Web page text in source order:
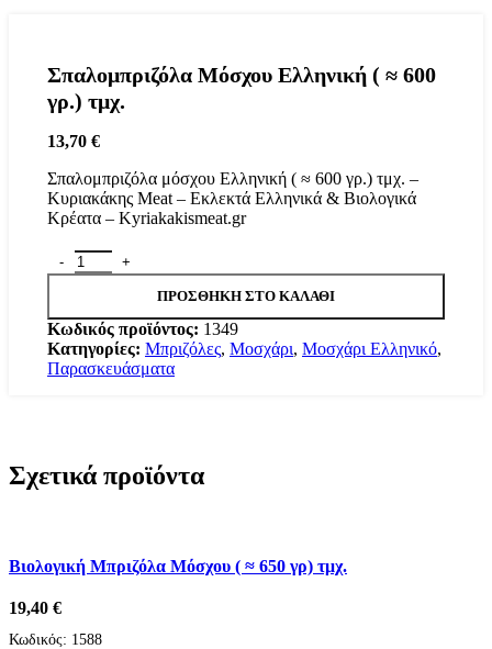
Σπαλομπριζόλα Μόσχου Ελληνική ( ≈ 600
γρ.) τμχ.
13,70 €
Σπαλομπριζόλα μόσχου Ελληνική ( ≈ 600 γρ.) τμχ. –
Κυριακάκης Meat – Εκλεκτά Ελληνικά & Βιολογικά
Κρέατα – Kyriakakismeat.gr
Σπαλομπριζόλα Μόσχου Ελληνική ( ≈ 600 γρ.) τμχ. ποσότητα
ΠΡΟΣΘΗΚΗ ΣΤΟ ΚΑΛΑΘΙ
Κωδικός προϊόντος: 1349
Κατηγορίες: Μπριζόλες, Μοσχάρι, Μοσχάρι Ελληνικό,
Παρασκευάσματα
Σχετικά προϊόντα
Βιολογική Μπριζόλα Μόσχου ( ≈ 650 γρ) τμχ.
19,40 €
Κωδικός: 1588